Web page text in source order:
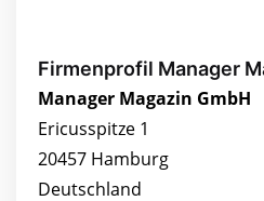
Firmenprofil Manager
Manager Magazin GmbH
Ericusspitze 1
20457 Hamburg
Deutschland